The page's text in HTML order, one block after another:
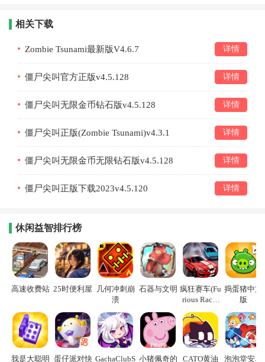
相关下载
Zombie Tsunami最新版V4.6.7 详情
僵尸尖叫官方正版v4.5.128 详情
僵尸尖叫无限金币钻石版v4.5.128 详情
僵尸尖叫正版(Zombie Tsunami)v4.3.1 详情
僵尸尖叫无限金币无限钻石版v4.5.128 详情
僵尸尖叫正版下载2023v4.5.120 详情
休闲益智排行榜
高速收费站 25时便利屋
几何冲刺崩
溃
石器与文明 疯狂赛车(Fu
rious Racin
g)
捣蛋猪中文
版
我是大聪明 蛋仔派对快 GachaClubS 小猪佩奇的
CATO黄油
泡泡堂安卓